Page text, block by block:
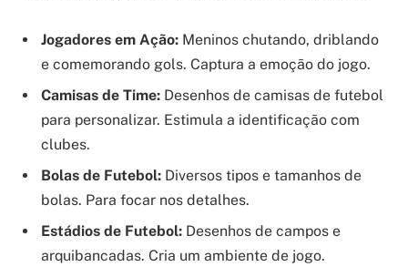
Jogadores em Ação: Meninos chutando, driblando
e comemorando gols. Captura a emoção do jogo.
Camisas de Time: Desenhos de camisas de futebol
para personalizar. Estimula a identificação com
clubes.
Bolas de Futebol: Diversos tipos e tamanhos de
bolas. Para focar nos detalhes.
Estádios de Futebol: Desenhos de campos e
arquibancadas. Cria um ambiente de jogo.